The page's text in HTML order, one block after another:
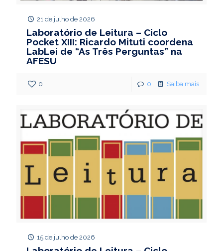
21 de julho de 2026
Laboratório de Leitura – Ciclo
Pocket XIII: Ricardo Mituti coordena
LabLei de “As Três Perguntas” na
AFESU
0 0 Saiba mais
15 de julho de 2026